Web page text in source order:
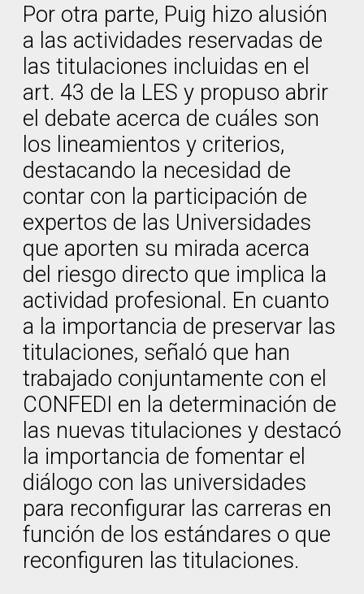
Por otra parte, Puig hizo alusión
a las actividades reservadas de
las titulaciones incluidas en el
art. 43 de la LES y propuso abrir
el debate acerca de cuáles son
los lineamientos y criterios,
destacando la necesidad de
contar con la participación de
expertos de las Universidades
que aporten su mirada acerca
del riesgo directo que implica la
actividad profesional. En cuanto
a la importancia de preservar las
titulaciones, señaló que han
trabajado conjuntamente con el
CONFEDI en la determinación de
las nuevas titulaciones y destacó
la importancia de fomentar el
diálogo con las universidades
para reconfigurar las carreras en
función de los estándares o que
reconfiguren las titulaciones.